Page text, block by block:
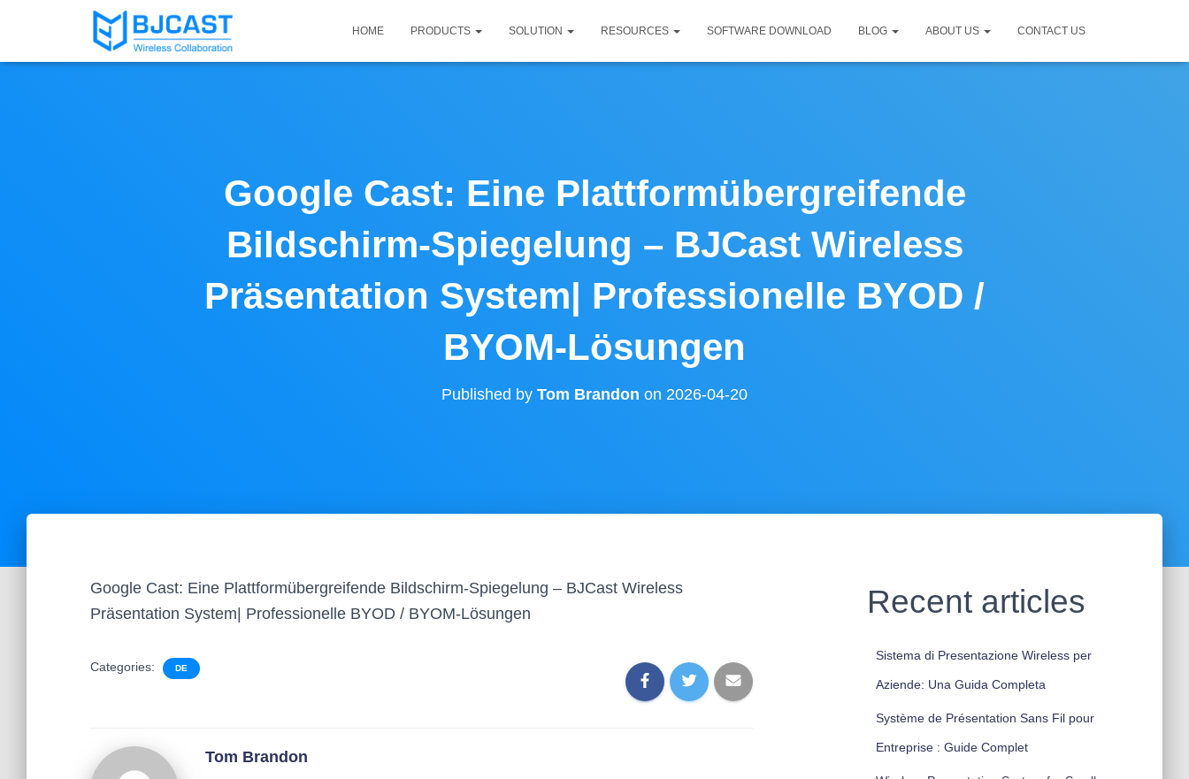
HOME PRODUCTS SOLUTION RESOURCES SOFTWARE DOWNLOAD BLOG ABOUT US CONTACT US
Google Cast: Eine Plattformübergreifende
Bildschirm-Spiegelung – BJCast Wireless
Präsentation System| Professionelle BYOD /
BYOM-Lösungen
Published by Tom Brandon on 2026-04-20
Google Cast: Eine Plattformübergreifende Bildschirm-Spiegelung – BJCast Wireless
Präsentation System| Professionelle BYOD / BYOM-Lösungen
Categories: DE
Tom Brandon
Recent articles
Sistema di Presentazione Wireless per
Aziende: Una Guida Completa
Système de Présentation Sans Fil pour
Entreprise : Guide Complet